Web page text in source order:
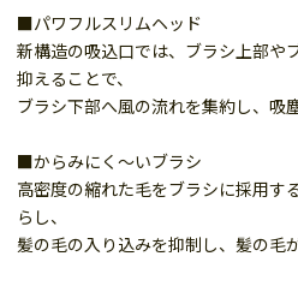
■パワフルスリムヘッド
新構造の吸込口では、ブラシ上部や
抑えることで、
ブラシ下部へ風の流れを集約し、吸
■からみにく～いブラシ
高密度の縮れた毛をブラシに採用す
らし、
髪の毛の入り込みを抑制し、髪の毛